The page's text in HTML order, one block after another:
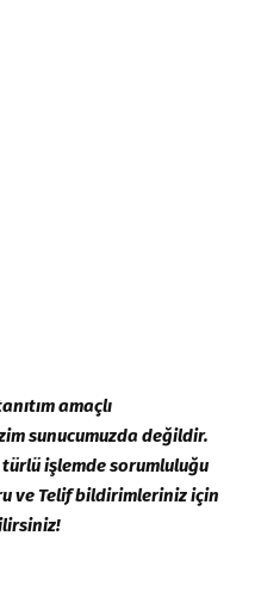
amaçlı
sunucumuzda değildir.
türlü işlemde sorumluluğu
ve Telif bildirimleriniz için